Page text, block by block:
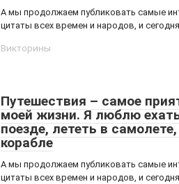
А мы продолжаем публиковать самые
цитаты всех времен и народов, и
Викторины
Путешествия – самое
моей жизни. Я люблю
поезде, лететь в
корабле
А мы продолжаем публиковать самые
цитаты всех времен и народов, и